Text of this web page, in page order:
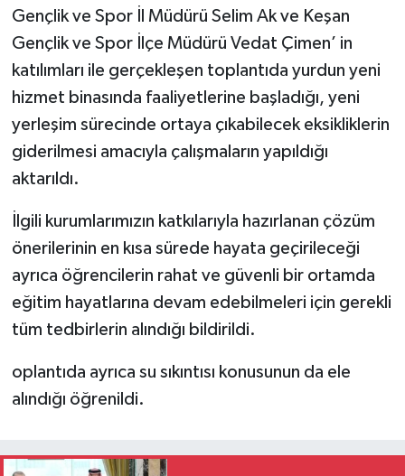
Gençlik ve Spor İl Müdürü Selim Ak ve Keşan
Gençlik ve Spor İlçe Müdürü Vedat Çimen’ in
katılımları ile gerçekleşen toplantıda yurdun yeni
hizmet binasında faaliyetlerine başladığı, yeni
yerleşim sürecinde ortaya çıkabilecek eksikliklerin
giderilmesi amacıyla çalışmaların yapıldığı
aktarıldı.
İlgili kurumlarımızın katkılarıyla hazırlanan çözüm
önerilerinin en kısa sürede hayata geçirileceği
ayrıca öğrencilerin rahat ve güvenli bir ortamda
eğitim hayatlarına devam edebilmeleri için gerekli
tüm tedbirlerin alındığı bildirildi.
oplantıda ayrıca su sıkıntısı konusunun da ele
alındığı öğrenildi.